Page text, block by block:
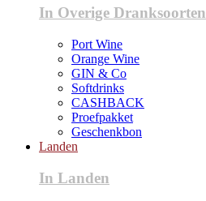
In Overige Dranksoorten
Port Wine
Orange Wine
GIN & Co
Softdrinks
CASHBACK
Proefpakket
Geschenkbon
Landen
In Landen